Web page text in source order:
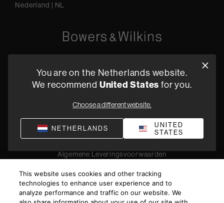
Nederland | NL
+31 4079 87614
Privacyverklaring Verkoopvoorwaarden
Compliance
Algemene Leveringsvoorwaarden
© 2026 Harman International Industries, Incorporated. All
rights reserved.
You are on the Netherlands website.
We recommend United States for you.
Choose a different website.
NETHERLANDS
UNITED
STATES
This website uses cookies and other tracking
technologies to enhance user experience and to
analyze performance and traffic on our website. We